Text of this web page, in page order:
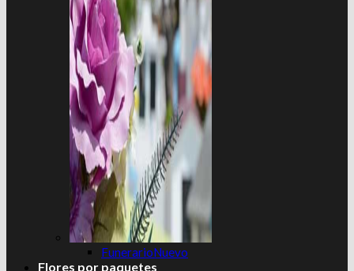
Funerario
Flores por paquetes